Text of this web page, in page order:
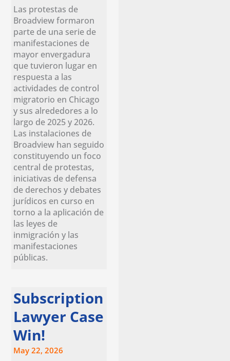
Las protestas de
Broadview formaron
parte de una serie de
manifestaciones de
mayor envergadura
que tuvieron lugar en
respuesta a las
actividades de control
migratorio en Chicago
y sus alrededores a lo
largo de 2025 y 2026.
Las instalaciones de
Broadview han seguido
constituyendo un foco
central de protestas,
iniciativas de defensa
de derechos y debates
jurídicos en curso en
torno a la aplicación de
las leyes de
inmigración y las
manifestaciones
públicas.
Subscription
Lawyer Case
Win!
May 22, 2026